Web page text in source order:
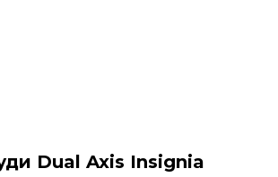
Dual Axis Insignia